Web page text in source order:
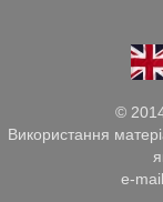
©
Використання
e-